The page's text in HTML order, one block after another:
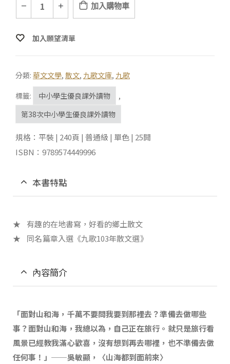
加入購物車
加入願望清單
分類: 華文文學, 散文, 九歌文庫, 九歌
標籤:
中小學生優良課外讀物
,
第38次中小學生優良課外讀物
規格：平裝 | 240頁 | 普通級 | 單色 | 25開
ISBN：9789574449996
本書特點
★ 有趣的在地書寫，好看的鄉土散文
★ 同名篇章入選《九歌103年散文選》
內容簡介
「面對山和海，千萬不要問我要到那裡去？準備去做哪些
事？面對山和海，我總以為，自己正在旅行。就只是旅行看
風景已經教我滿心歡喜，沒有想到再去哪裡，也不準備去做
任何事！」──吳敏顯，〈山海都到面前來〉